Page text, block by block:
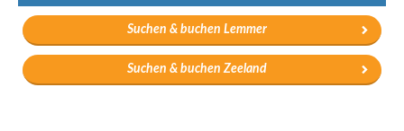
Suchen & buchen Lemmer
Suchen & buchen Zeeland